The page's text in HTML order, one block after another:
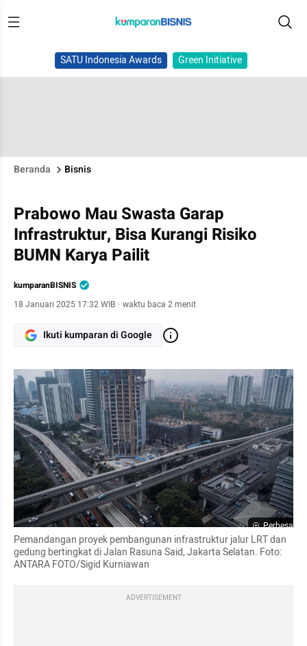
SATU Indonesia Awards Green Initiative
Beranda Bisnis
Prabowo Mau Swasta Garap
Infrastruktur, Bisa Kurangi Risiko
BUMN Karya Pailit
kumparanBISNIS
18 Januari 2025 17:32 WIB · waktu baca 2 menit
Ikuti kumparan di Google
Perbesar
Pemandangan proyek pembangunan infrastruktur jalur LRT dan
gedung bertingkat di Jalan Rasuna Said, Jakarta Selatan. Foto:
ANTARA FOTO/Sigid Kurniawan
ADVERTISEMENT